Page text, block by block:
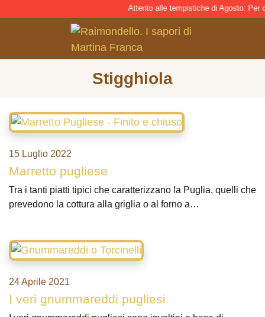
Attento alle tempistiche di Agosto: Per
Stigghiola
15 Luglio 2022
Marretto pugliese
Tra i tanti piatti tipici che caratterizzano la Puglia, quelli che
prevedono la cottura alla griglia o al forno a…
24 Aprile 2021
I veri gnummareddi pugliesi